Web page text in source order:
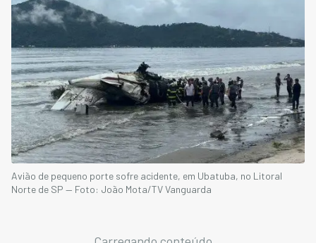
Avião de pequeno porte sofre acidente, em Ubatuba, no Litoral
Norte de SP — Foto: João Mota/TV Vanguarda